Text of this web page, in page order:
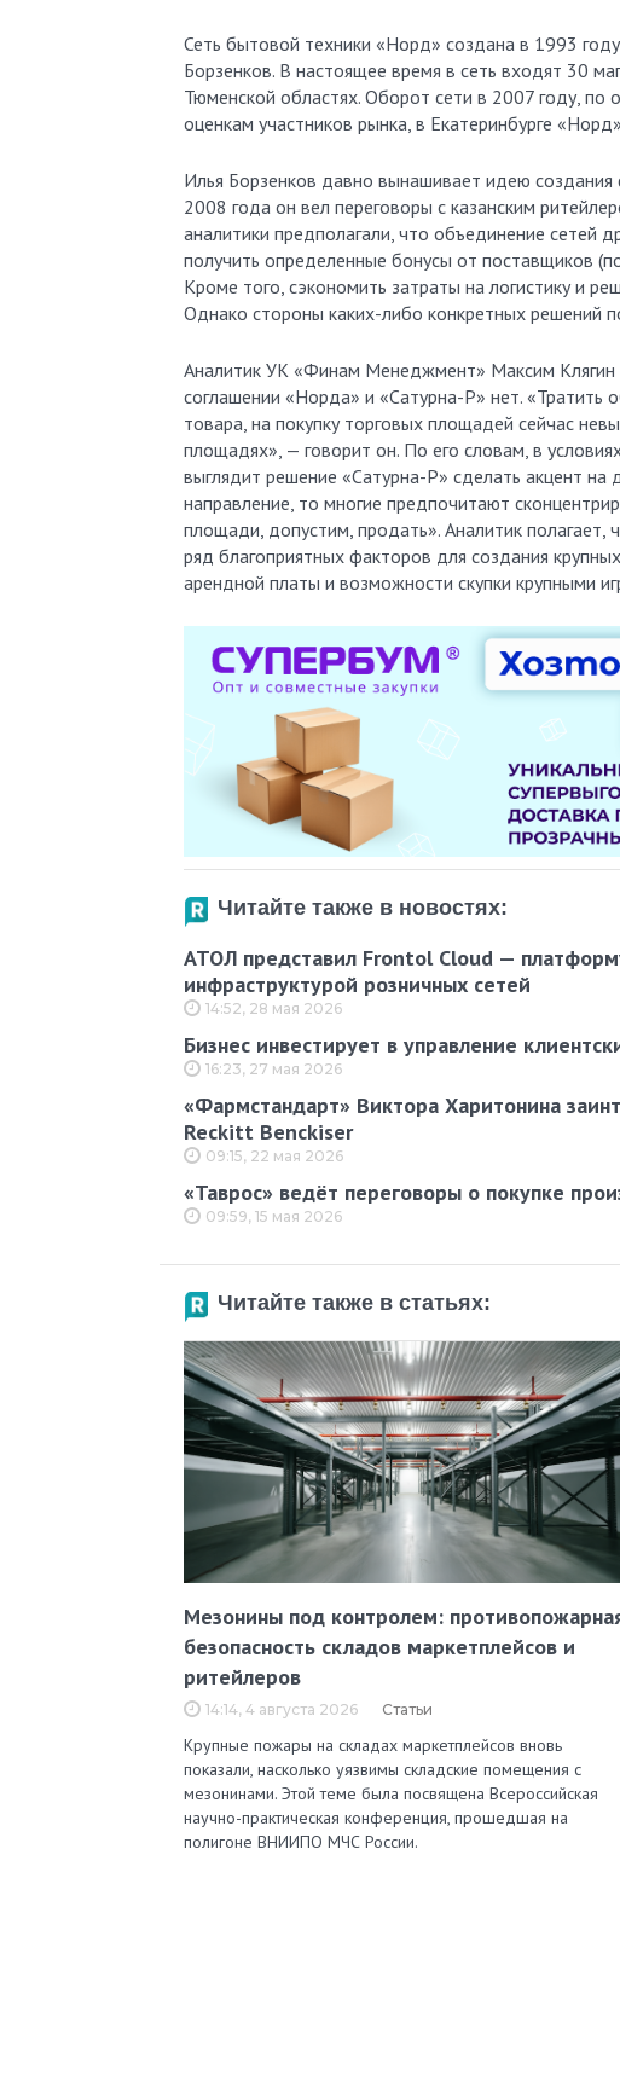
Сеть бытовой техники «Норд» создана в 1993
Борзенков. В настоящее время в сеть входят 30
Тюменской областях. Оборот сети в 2007 году,
оценкам участников рынка, в Екатеринбурге
Илья Борзенков давно вынашивает идею создания
2008 года он вел переговоры с казанским
аналитики предполагали, что объединение сетей
получить определенные бонусы от поставщиков
Кроме того, сэкономить затраты на логистику и
Однако стороны каких-либо конкретных решений
Аналитик УК «Финам Менеджмент» Максим Клягин
соглашении «Норда» и «Сатурна-Р» нет.
товара, на покупку торговых площадей сейчас
площадях», — говорит он. По его словам, в
выглядит решение «Сатурна-Р» сделать акцент на
направление, то многие предпочитают
площади, допустим, продать». Аналитик полагает,
ряд благоприятных факторов для создания
арендной платы и возможности скупки крупными
Читайте также в новостях:
АТОЛ представил Frontol Cloud —
инфраструктурой розничных сетей
14:52, 28 мая 2026
Бизнес инвестирует в управление
16:23, 27 мая 2026
«Фармстандарт» Виктора Харитонина
Reckitt Benckiser
09:15, 22 мая 2026
«Таврос» ведёт переговоры о покупке
09:59, 15 мая 2026
Читайте также в статьях:
Мезонины под контролем:
безопасность складов маркетплейсов и
ритейлеров
14:14, 4 августа 2026 Статьи
Крупные пожары на складах маркетплейсов вновь
показали, насколько уязвимы складские помещения с
мезонинами. Этой теме была посвящена Всероссийская
научно-практическая конференция, прошедшая на
полигоне ВНИИПО МЧС России.